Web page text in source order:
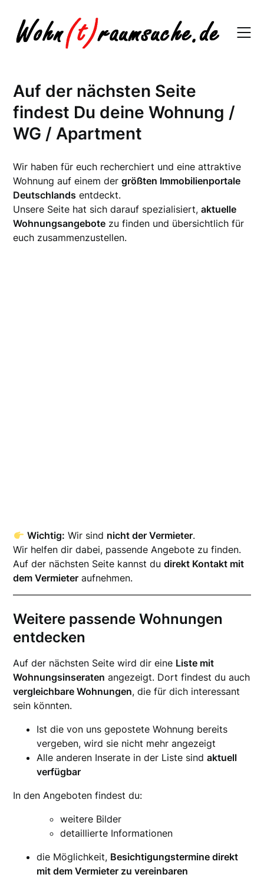
content
Auf der nächsten Seite
findest Du deine Wohnung /
WG / Apartment
Wir haben für euch recherchiert und eine attraktive
Wohnung auf einem dergrößten Immobilienportale
Deutschlands entdeckt.
Unsere Seite hat sich darauf spezialisiert,aktuelle
Wohnungsangebote zu finden und übersichtlich für
euch zusammenzustellen.
Wichtig: Wir sind nicht der Vermieter.
Wir helfen dir dabei, passende Angebote zu finden.
Auf der nächsten Seite kannst dudirekt Kontakt mit
dem Vermieter aufnehmen.
Weitere passende Wohnungen
entdecken
Auf der nächsten Seite wird dir eine Liste mit
Wohnungsinseraten angezeigt. Dort findest du auch
vergleichbare Wohnungen, die für dich interessant
sein könnten.
Ist die von uns gepostete Wohnung bereits
vergeben, wird sie nicht mehr angezeigt
Alle anderen Inserate in der Liste sindaktuell
verfügbar
In den Angeboten findest du:
weitere Bilder
detaillierte Informationen
die Möglichkeit, Besichtigungstermine direkt
mit dem Vermieter zu vereinbaren